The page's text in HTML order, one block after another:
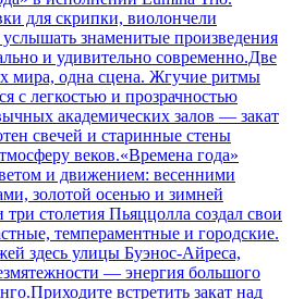
для скрипки, виолончели
знаменитые произведения
и удивительно современно.Две
мира, одна сцена. Жгучие ритмы
с легкостью и прозрачностью
академических залов — закат
свечей и старинные стены
веков.«Времена года»
и движением: весенними
золотой осенью и зимней
столетия Пьяццолла создал свои
темпераментные и городские.
здесь улицы Буэнос-Айреса,
— энергия большого
встретить закат над